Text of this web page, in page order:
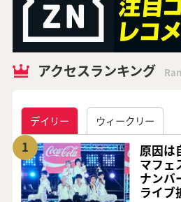
アクセスランキング
デイリー ウィークリー
1
原因は
マフ
ナンバ
ライブ